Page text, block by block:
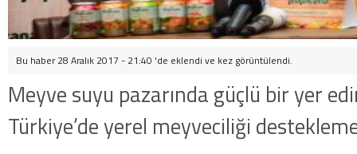
Bu haber 28 Aralık 2017 - 21:40 'de eklendi ve kez görüntülendi.
Meyve suyu pazarında güçlü bir yer
Türkiye’de yerel meyveciliği